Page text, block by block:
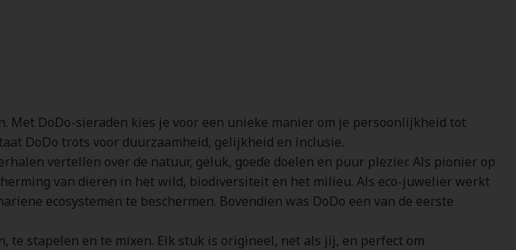
DoDo-sieraden kies je voor een unieke manier om je persoonlijkheid tot
DoDo trots voor duurzaamheid, gelijkheid en inclusie.
vertellen over de natuur, geluk, goede doelen en puur plezier. Als pionier op
van dieren in het wild, biodiversiteit en het milieu. Als eco-juwelier werkt
ecosystemen te beschermen. Bovendien was DoDo een van de eerste
stapelen en te mixen. Elk stuk is origineel, net als jij, en perfect om